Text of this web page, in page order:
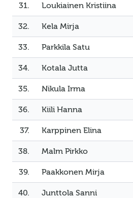
31. Loukiainen Kristiina
32. Kela Mirja
33. Parkkila Satu
34. Kotala Jutta
35. Nikula Irma
36. Kiili Hanna
37. Karppinen Elina
38. Malm Pirkko
39. Paakkonen Mirja
40. Junttola Sanni